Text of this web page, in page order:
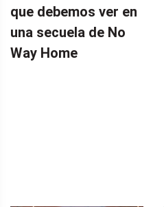
que debemos ver en
una secuela de No
Way Home